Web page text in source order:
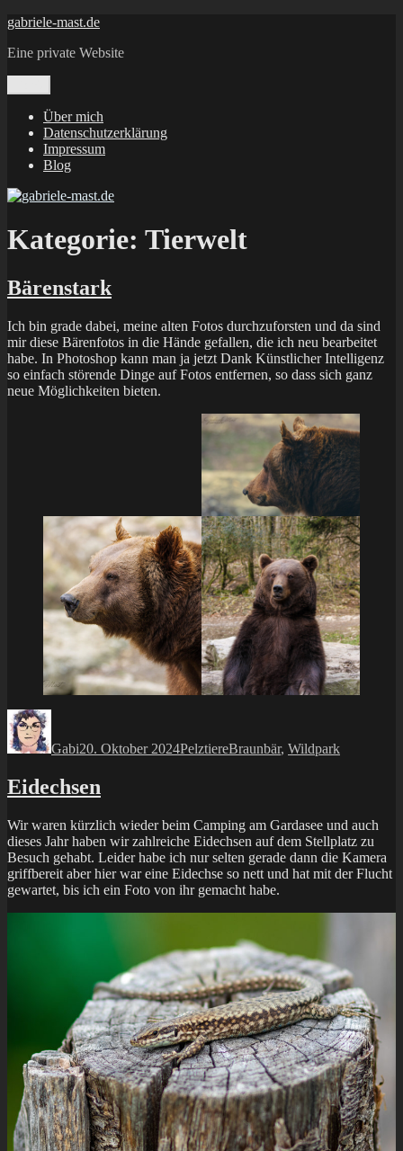
Zum
springen
gabriele-mast.de
Eine private Website
Über mich
Datenschutzerklärung
Impressum
Blog
Kategorie: Tierwelt
Bärenstark
Ich bin grade dabei, meine alten Fotos durchzuforsten und da sind
mir diese Bärenfotos in die Hände gefallen, die ich neu bearbeitet
habe. In Photoshop kann man ja jetzt Dank Künstlicher Intelligenz
so einfach störende Dinge auf Fotos entfernen, so dass sich ganz
neue Möglichkeiten bieten.
Gabi20. Oktober 2024PelztiereBraunbär, Wildpark
Eidechsen
Wir waren kürzlich wieder beim Camping am Gardasee und auch
dieses Jahr haben wir zahlreiche Eidechsen auf dem Stellplatz zu
Besuch gehabt. Leider habe ich nur selten gerade dann die Kamera
griffbereit aber hier war eine Eidechse so nett und hat mit der Flucht
gewartet, bis ich ein Foto von ihr gemacht habe.